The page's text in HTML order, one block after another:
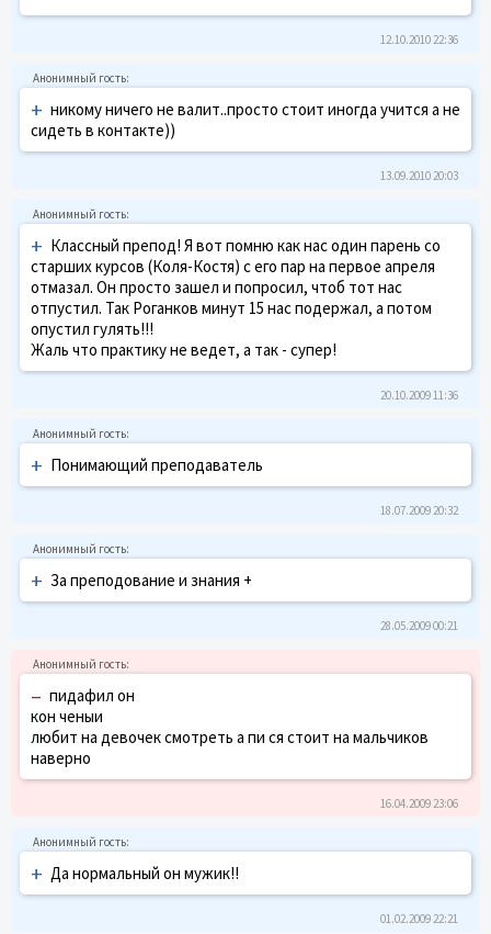
12.10.2010 22:36
+ никому ничего не валит..просто стоит иногда учится а не
сидеть в контакте))
13.09.2010 20:03
+ Классный препод! Я вот помню как нас один парень со
старших курсов (Коля-Костя) с его пар на первое апреля
отмазал. Он просто зашел и попросил, чтоб тот нас
отпустил. Так Роганков минут 15 нас подержал, а потом
опустил гулять!!!
Жаль что практику не ведет, а так - супер!
20.10.2009 11:36
+ Понимающий преподаватель
18.07.2009 20:32
+ За преподование и знания +
28.05.2009 00:21
– пидафил он
кон ченыи
любит на девочек смотреть а пи ся стоит на мальчиков
наверно
16.04.2009 23:06
+ Да нормальный он мужик!!
01.02.2009 22:21